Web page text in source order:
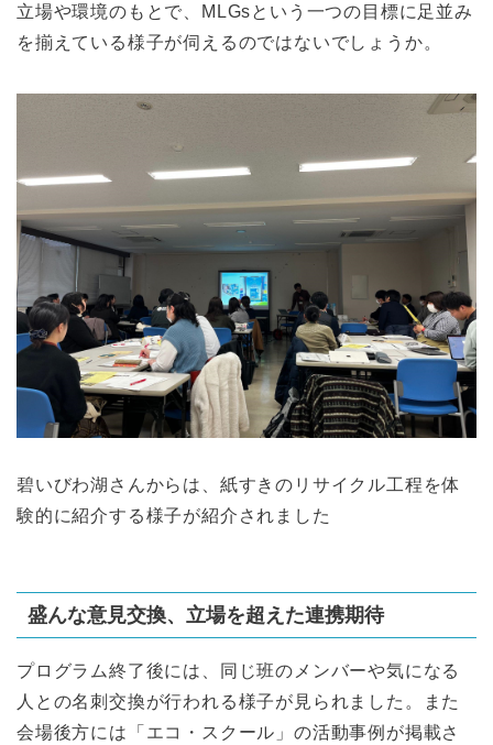
立場や環境のもとで、MLGsという一つの目標に足並み
を揃えている様子が伺えるのではないでしょうか。
碧いびわ湖さんからは、紙すきのリサイクル工程を体
験的に紹介する様子が紹介されました
盛んな意見交換、立場を超えた連携期待
プログラム終了後には、同じ班のメンバーや気になる
人との名刺交換が行われる様子が見られました。また
会場後方には「エコ・スクール」の活動事例が掲載さ